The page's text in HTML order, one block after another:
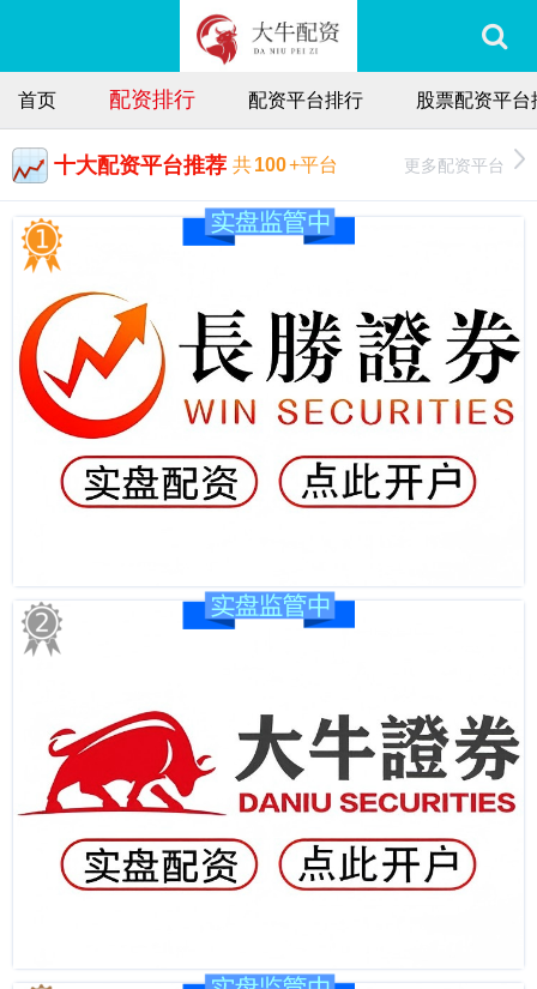
首页 配资排行 配资平台排行 股票配资平台
十大配资平台推荐 共100+平台 更多配资平台